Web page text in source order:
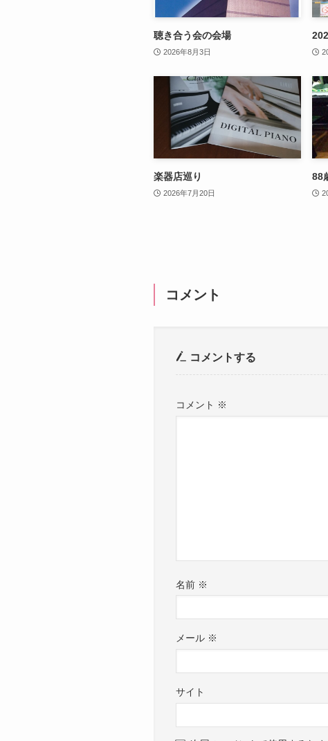
聴き合う会の会場
2026年8月3日
楽器店巡り
2026年7月20日
88
コメント
コメントする
コメント ※
名前 ※
メール ※
サイト